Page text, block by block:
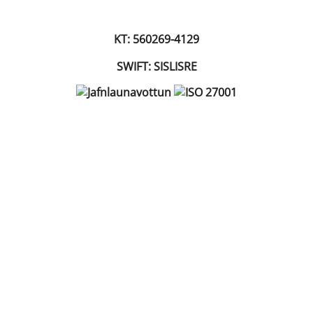
KT: 560269-4129
SWIFT: SISLISRE